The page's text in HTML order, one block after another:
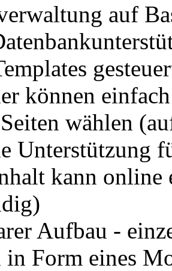
auf
können
wählen
Unterstützung
kann
Aufbau -
in Form eines